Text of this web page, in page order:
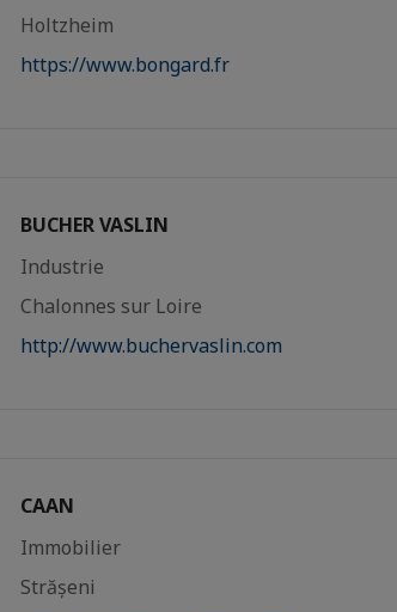
Holtzheim
https://www.bongard.fr
BUCHER VASLIN
Industrie
Chalonnes sur Loire
http://www.buchervaslin.com
CAAN
Immobilier
Strășeni